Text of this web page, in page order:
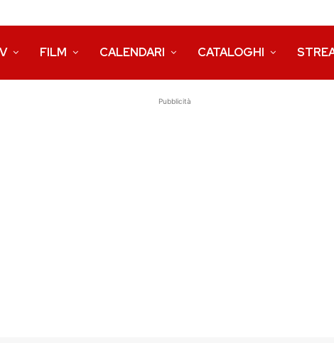
FILM CALENDARI CATALOGHI
Pubblicità